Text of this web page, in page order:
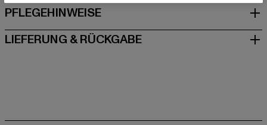
PFLEGEHINWEISE
LIEFERUNG & RÜCKGABE